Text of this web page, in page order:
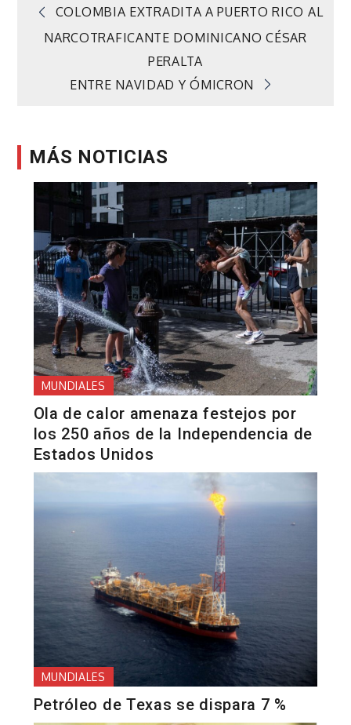
Navegación
COLOMBIA EXTRADITA A PUERTO RICO AL
NARCOTRAFICANTE DOMINICANO CÉSAR
PERALTA
ENTRE NAVIDAD Y ÓMICRON
MÁS NOTICIAS
MUNDIALES
Ola de calor amenaza festejos por
los 250 años de la Independencia de
Estados Unidos
MUNDIALES
Petróleo de Texas se dispara 7 %